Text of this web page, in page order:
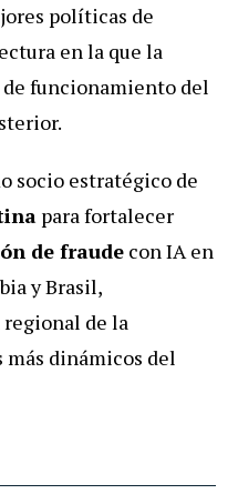
políticas de
en la que la
funcionamiento del
socio estratégico de
para fortalecer
de fraude con IA en
y Brasil,
de la
más dinámicos del